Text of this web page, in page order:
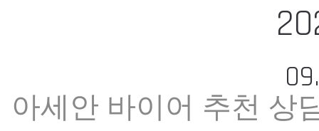
아세안 바이어 추천 상